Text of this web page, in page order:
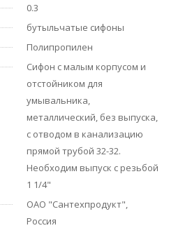
0.3
бутыльчатые сифоны
Полипропилен
Сифон с малым корпусом и
отстойником для
умывальника,
металлический, без выпуска,
с отводом в канализацию
прямой трубой 32-32.
Необходим выпуск с резьбой
1 1/4"
ОАО "Сантехпродукт",
Россия